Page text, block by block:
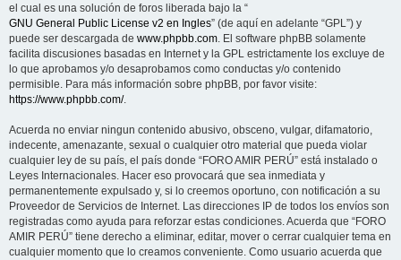
el cual es una solución de foros liberada bajo la “
GNU General Public License v2 en Ingles” (de aquí en adelante “GPL”) y
puede ser descargada de www.phpbb.com. El software phpBB solamente
facilita discusiones basadas en Internet y la GPL estrictamente los excluye de
lo que aprobamos y/o desaprobamos como conductas y/o contenido
permisible. Para más información sobre phpBB, por favor visite:
https://www.phpbb.com/.
Acuerda no enviar ningun contenido abusivo, obsceno, vulgar, difamatorio,
indecente, amenazante, sexual o cualquier otro material que pueda violar
cualquier ley de su país, el país donde “FORO AMIR PERÚ” está instalado o
Leyes Internacionales. Hacer eso provocará que sea inmediata y
permanentemente expulsado y, si lo creemos oportuno, con notificación a su
Proveedor de Servicios de Internet. Las direcciones IP de todos los envíos son
registradas como ayuda para reforzar estas condiciones. Acuerda que “FORO
AMIR PERÚ” tiene derecho a eliminar, editar, mover o cerrar cualquier tema en
cualquier momento que lo creamos conveniente. Como usuario acuerda que